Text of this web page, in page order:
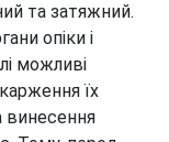
та затяжний.
опіки і
можливі
їх
винесення